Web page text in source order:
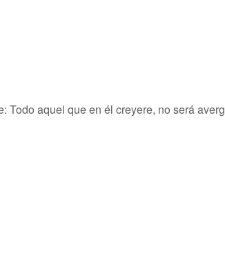
Todo aquel que en él creyere, no será